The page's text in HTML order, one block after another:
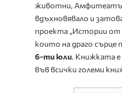
животни,
вдъхновявало и
проекта „Истории от
които на драго сърце
6-ти юли. Книжката
във всички големи